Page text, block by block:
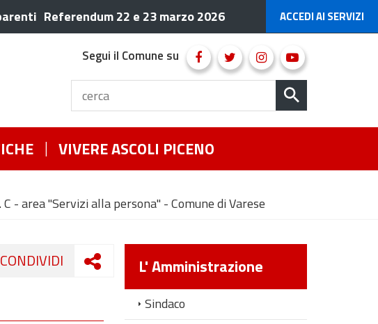
Referendum 22 e 23 marzo 2026 ACCEDI AI SERVIZI
Segui il Comune su
VIVERE ASCOLI PICENO
- area "Servizi alla persona" - Comune di Varese
CONDIVIDI L' Amministrazione
Sindaco